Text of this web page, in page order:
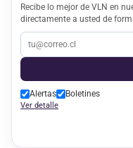
Recibe lo mejor de VLN en
directamente a usted de
Alertas Boletines
Ver detalle